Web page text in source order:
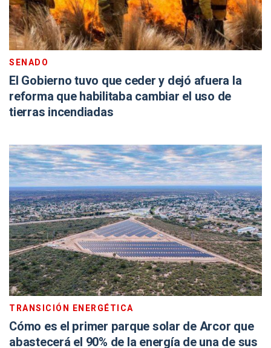
SENADO
El Gobierno tuvo que ceder y dejó afuera la
reforma que habilitaba cambiar el uso de
tierras incendiadas
TRANSICIÓN ENERGÉTICA
Cómo es el primer parque solar de Arcor que
abastecerá el 90% de la energía de una de sus